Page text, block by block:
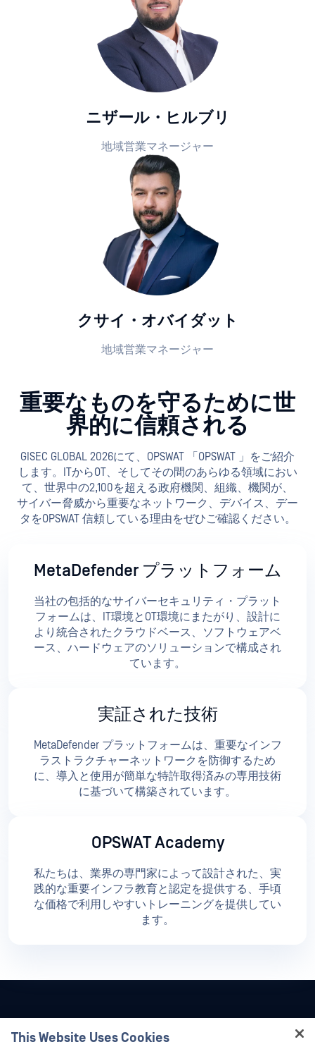
ニザール・ヒルブリ
地域営業マネージャー
クサイ・オバイダット
地域営業マネージャー
重要なものを守るために世
界的に信頼される
GISEC GLOBAL 2026にて、OPSWAT 「OPSWAT 」をご紹介
します。ITからOT、そしてその間のあらゆる領域におい
て、世界中の2,100を超える政府機関、組織、機関が、
サイバー脅威から重要なネットワーク、デバイス、デー
タをOPSWAT 信頼している理由をぜひご確認ください。
MetaDefender プラットフォーム
当社の包括的なサイバーセキュリティ・プラット
フォームは、IT環境とOT環境にまたがり、設計に
より統合されたクラウドベース、ソフトウェアベ
ース、ハードウェアのソリューションで構成され
ています。
実証された技術
MetaDefender プラットフォームは、重要なインフ
ラストラクチャーネットワークを防御するため
に、導入と使用が簡単な特許取得済みの専用技術
に基づいて構築されています。
OPSWAT Academy
私たちは、業界の専門家によって設計された、実
践的な重要インフラ教育と認定を提供する、手頃
な価格で利用しやすいトレーニングを提供してい
ます。
This Website Uses Cookies